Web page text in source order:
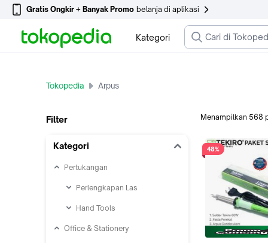
Gratis Ongkir + Banyak Promo belanja di aplikasi
Kategori
Tokopedia Arpus
Filter
Kategori
Pertukangan
Perlengkapan Las
Hand Tools
Office & Stationery
Menampilkan 568
48%